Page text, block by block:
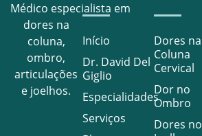
Médico especialista em
dores na
coluna,
ombro,
articulações
e joelhos.
Início
Dr. David Del
Giglio
Especialidades
Serviços
Dores na
Coluna
Cervical
Dor no
Ombro
Dores no